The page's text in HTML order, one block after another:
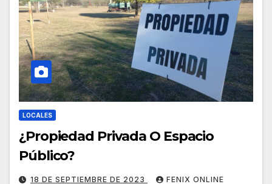
LOCALES
¿Propiedad Privada O Espacio
Público?
18 DE SEPTIEMBRE DE 2023 FENIX ONLINE